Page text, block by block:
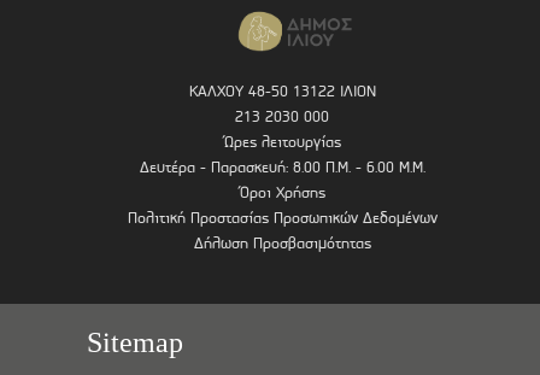
ΚΑΛΧΟΥ 48-50 13122 ΙΛΙΟΝ
213 2030 000
Ώρες λειτουργίας
Δευτέρα - Παρασκευή: 8.00 Π.Μ. - 6.00 Μ.Μ.
Όροι Χρήσης
Πολιτική Προστασίας Προσωπικών Δεδομένων
Δήλωση Προσβασιμότητας
Sitemap